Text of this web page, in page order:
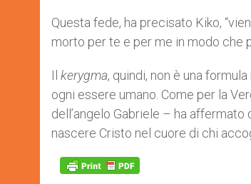
Questa fede, ha precisato Kiko,
morto per te e per me in modo che
Il kerygma, quindi, non è una
ogni essere umano. Come per la
dell’angelo Gabriele – ha
nascere Cristo nel cuore di chi